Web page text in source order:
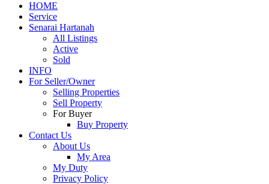
HOME
Service
Senarai Hartanah
All Listings
Active
Sold
INFO
For Seller/Owner
Selling Properties
Sell Property
For Buyer
Buy Property
Contact Us
About Us
My Area
My Duty
Privacy Policy